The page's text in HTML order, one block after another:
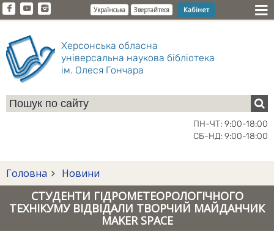
Українська Звертайтеся Кабінет
Херсонська обласна
універсальна наукова бібліотека
ім. Олеся Гончара
ПН-ЧТ: 9:00-18:00
СБ-НД: 9:00-18:00
Головна Новини
СТУДЕНТИ ГІДРОМЕТЕОРОЛОГІЧНОГО
ТЕХНІКУМУ ВІДВІДАЛИ ТВОРЧИЙ МАЙДАНЧИК
MAKER SPACE